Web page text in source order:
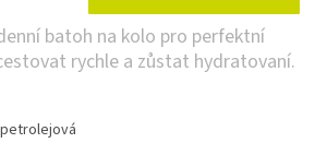
batoh na kolo pro perfektní
rychle a zůstat hydratovaní.
petrolejová